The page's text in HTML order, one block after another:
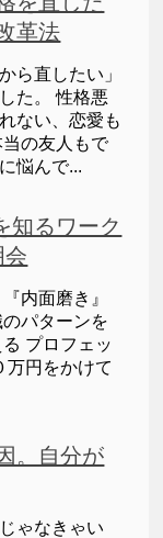
革法
ら直したい」
た。 性格悪
ない、恋愛も
の友人もで
悩んで...
知るワーク
会
内面磨き』
パターンを
プロフェッ
万円をかけて
。自分が
ゃなきゃい